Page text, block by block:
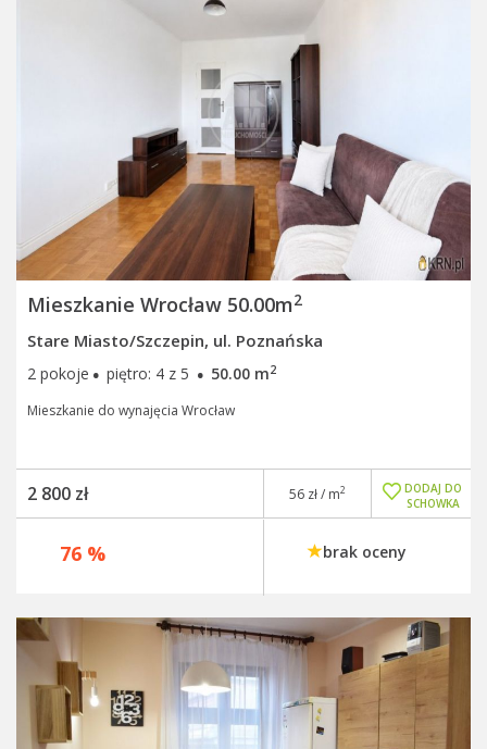
Mieszkanie Wrocław 50.00m2
Stare Miasto/Szczepin, ul. Poznańska
2 pokoje · piętro: 4 z 5 · 50.00 m2
Mieszkanie do wynajęcia Wrocław
2 800 zł
DODAJ DO
SCHOWKA
56 zł / m2
76 % brak oceny